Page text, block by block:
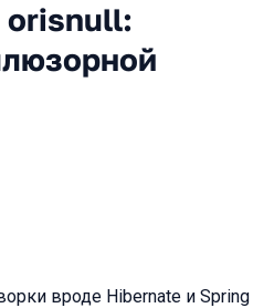
orisnull:
вроде Hibernate и Spring